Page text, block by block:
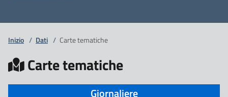
Inizio / Dati / Carte tematiche
Carte tematiche
Giornaliere